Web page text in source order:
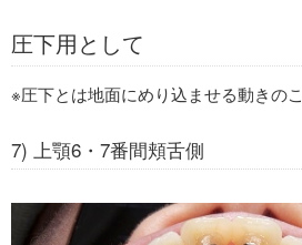
圧下用として
※圧下とは地面にめり込ませる動きの
7) 上顎6・7番間頬舌側